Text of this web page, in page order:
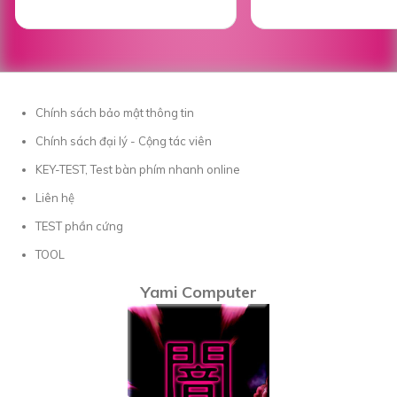
Chính sách bảo mật thông tin
Chính sách đại lý - Cộng tác viên
KEY-TEST, Test bàn phím nhanh online
Liên hệ
TEST phần cứng
TOOL
Yami Computer